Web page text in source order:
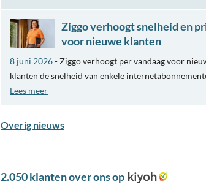
Ziggo verhoogt snelheid en
voor nieuwe klanten
8 juni 2026- Ziggo verhoogt per vandaag voor
klanten de snelheid van enkele
Lees meer
Overig nieuws
2.050 klanten over ons op